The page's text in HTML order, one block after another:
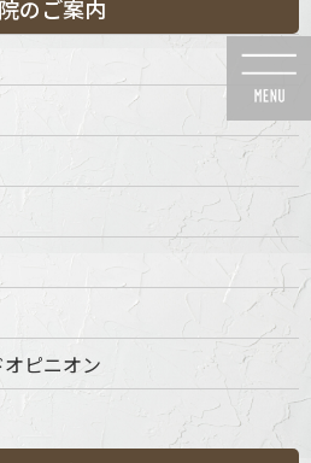
ートボード 1
のご案内
ピニオン